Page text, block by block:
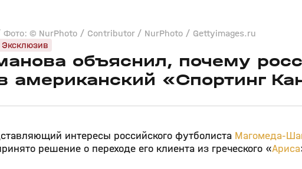
© NurPhoto / Contributor / NurPhoto / Gettyimages.ru
Эксклюзив
объяснил, почему
американский «Спортинг
интересы российского футболиста
решение о переходе его клиента из греческого «Ариса